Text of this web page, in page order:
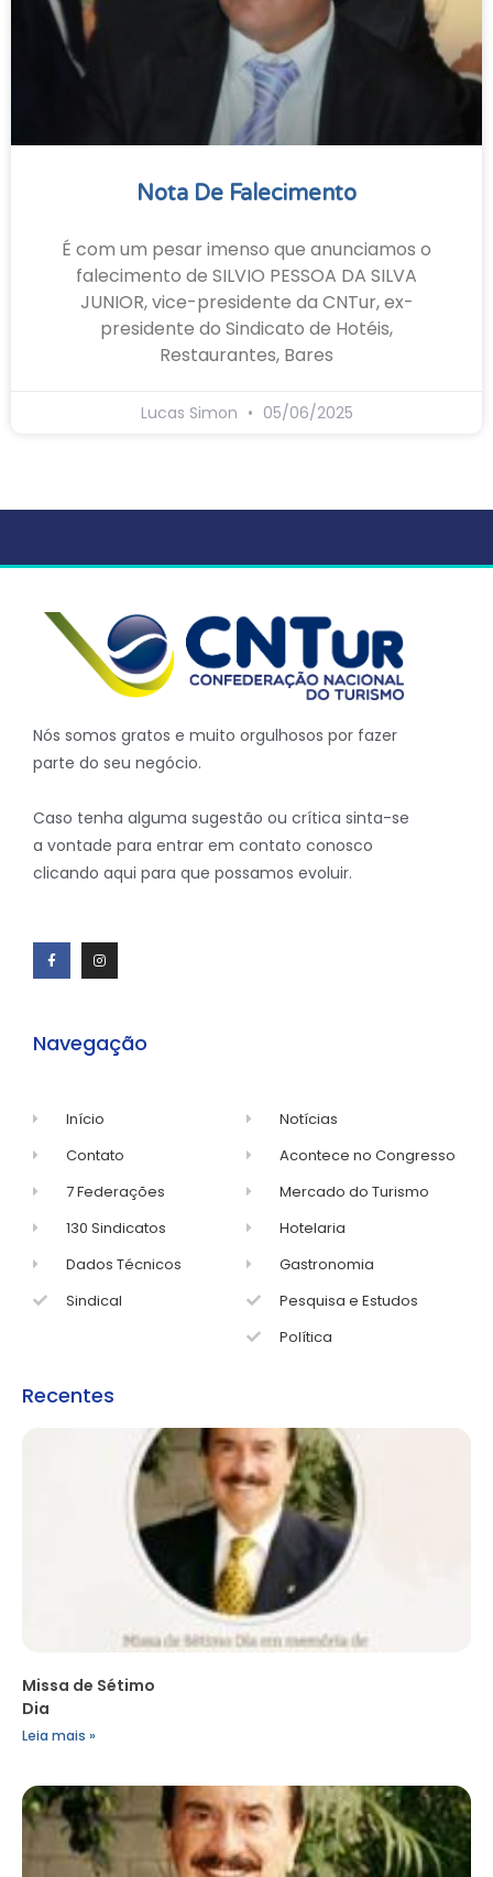
Nota De Falecimento
É com um pesar imenso que anunciamos o
falecimento de SILVIO PESSOA DA SILVA
JUNIOR, vice-presidente da CNTur, ex-
presidente do Sindicato de Hotéis,
Restaurantes, Bares
Lucas Simon 05/06/2025
Nós somos gratos e muito orgulhosos por fazer
parte do seu negócio.
Caso tenha alguma sugestão ou crítica sinta-se
a vontade para entrar em contato conosco
clicando aqui para que possamos evoluir.
Navegação
Início
Contato
7 Federações
130 Sindicatos
Dados Técnicos
Sindical
Notícias
Acontece no Congresso
Mercado do Turismo
Hotelaria
Gastronomia
Pesquisa e Estudos
Política
Recentes
Missa de Sétimo
Dia
Leia mais »